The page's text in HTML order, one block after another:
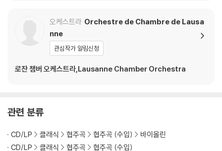
n)
오케스트라 Orchestre de Chambre de Lausa
nne
관심작가 알림신청
로잔 챔버 오케스트라,Lausanne Chamber Orchestra
관련 분류
CD/LP 클래식 협주곡 협주곡 (수입)
바이올린
CD/LP
클래식 협주곡 협주곡 (수입)